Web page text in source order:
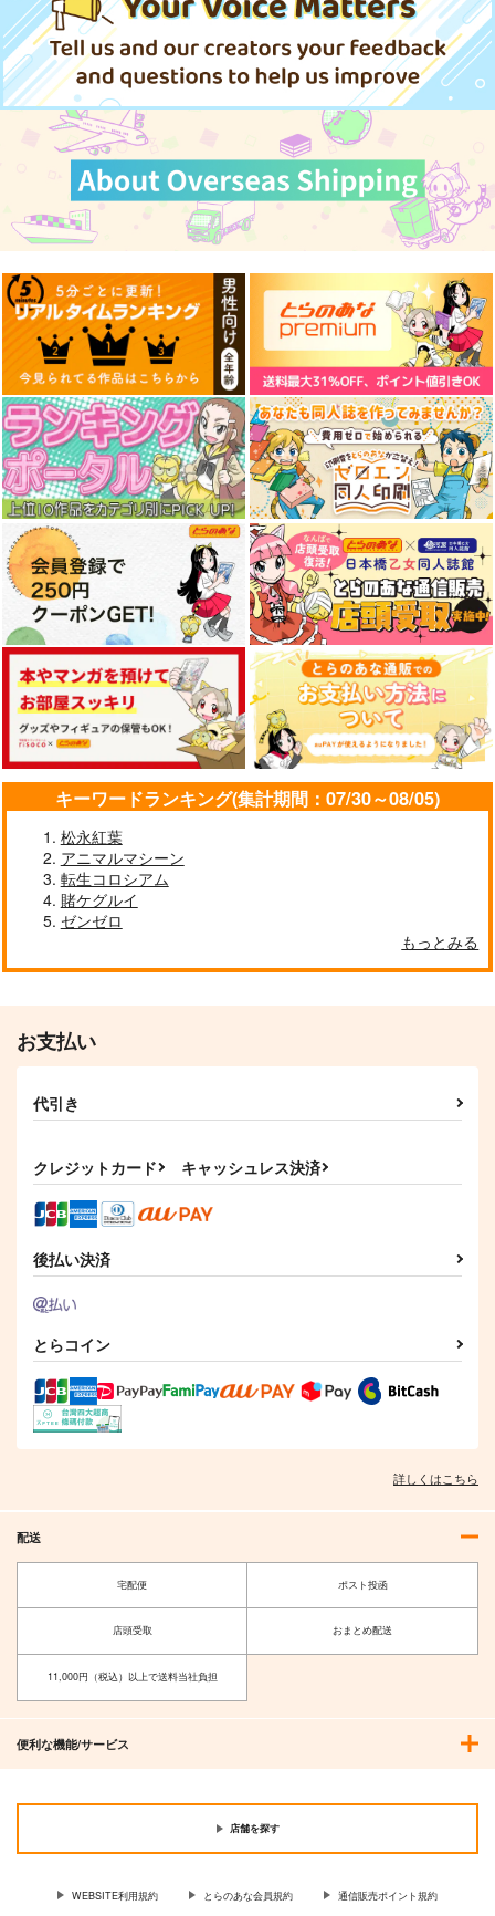
【1点限り】「虎通
Premium 07」A3額装
複製イラスト：エレク
トさわる【着衣】直筆
サイン入り
49,500円 （税込）
サンプル
作品詳細
【1点限り】「虎通
Premium 06」A3額装
複製イラスト：むとう
けいじ【着衣】直筆サ
イン入り
27,500円 （税込）
サンプル
作品詳細
ぽむ屋
770 （税込）
カドック・ゼムルプス
サンプル
作品詳細
[2608]イリヤの白B2タ
ペストリー
くわい屋
1,572円（税込）
イリヤスフィール・フォ
ン・アインツベルン
作品詳細
[2608]くぱぁ汐音(健
全)B2タペストリー
くわい屋
1,572円（税込）
1,320円（税込）
サンプル
作品詳細
1,320円（税込） 1,320円 （税込）
サンプル
作品詳細
盗掘王 8
KADOKAWA
1,320円（税込）
サンプル
作品詳細
盗掘王 10
KADOKAWA
1,320円（税込）
サンプル
作品詳細
盗掘王 9
KADOKAWA
1,320円（税込）
サンプル
作品詳細
盗掘王 11
KADOKAWA
1,320 円（税込）
い 幼馴染キュー 3
サンプル
825円
サンプル
作品詳細
968円
作品詳細
1,650円
作品詳細
(CD)WARN12G(初回
作品詳細
KADOKAWA
1,320円（税込）
作品詳細
【有償特典】特製A3
専用らしい）
作品詳細
キーワードランキング(集計期間：07/30～08/05)
松永紅葉
アニマルマシーン
転生コロシアム
賭ケグルイ
ゼンゼロ
もっとみる
お支払い
代引き
クレジットカード キャッシュレス決済
後払い決済
とらコイン
詳しくはこちら
配送
宅配便 ポスト投函
店頭受取 おまとめ配送
11,000円（税込）以上で送料当社負担
便利な機能/サービス
店舗を探す
WEBSITE利用規約 とらのあな会員規約 通信販売ポイント規約